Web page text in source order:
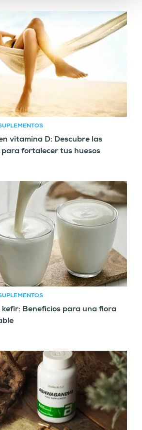
vitamina D: Descubre las
para fortalecer tus huesos
kefir: Beneficios para una flora